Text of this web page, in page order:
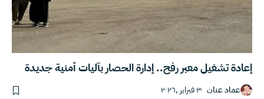
إعادة تشغيل معبر رفح.. إدارة الحصار بآليات أمنية جديدة
عماد عنان ٣ فبراير ,٢٠٢٦